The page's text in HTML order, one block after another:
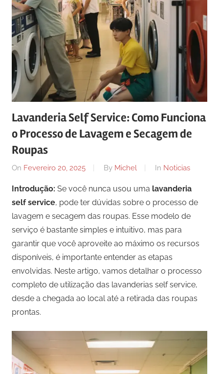
Lavanderia Self Service: Como Funciona
o Processo de Lavagem e Secagem de
Roupas
On Fevereiro 20, 2025 By Michel In Noticias
Introdução: Se você nunca usou uma lavanderia
self service, pode ter dúvidas sobre o processo de
lavagem e secagem das roupas. Esse modelo de
serviço é bastante simples e intuitivo, mas para
garantir que você aproveite ao máximo os recursos
disponíveis, é importante entender as etapas
envolvidas. Neste artigo, vamos detalhar o processo
completo de utilização das lavanderias self service,
desde a chegada ao local até a retirada das roupas
prontas.